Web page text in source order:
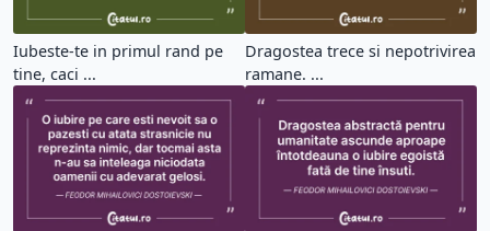
Iubeste-te in primul rand pe
tine, caci ...
Dragostea trece si nepotrivirea
ramane. ...